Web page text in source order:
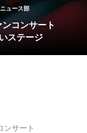
ュース部
ステージ
ンサート